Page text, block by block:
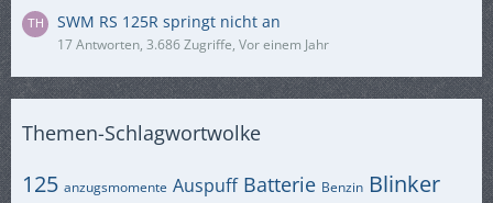
SWM RS 125R springt nicht an
17 Antworten, 3.686 Zugriffe, Vor einem Jahr
Themen-Schlagwortwolke
125 anzugsmomente Auspuff Batterie Benzin Blinker